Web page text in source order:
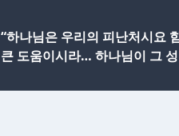
“하나님은 우리의 피난처시요
큰 도움이시라… 하나님이 그